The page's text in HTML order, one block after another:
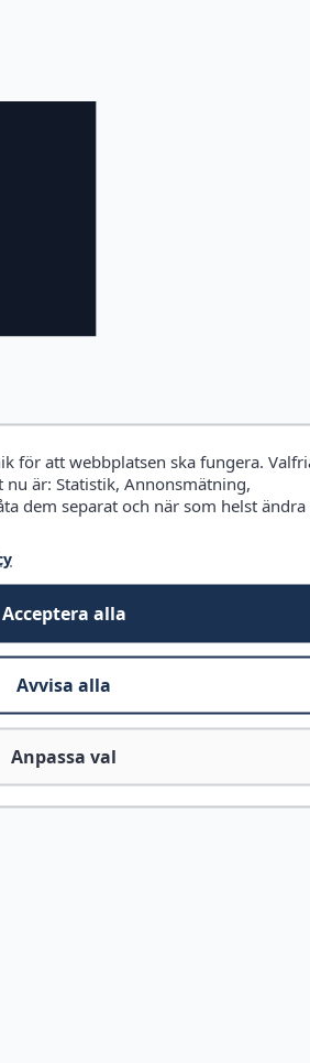
för att webbplatsen ska fungera.
är: Statistik, Annonsmätning,
dem separat och när som helst ändra
Acceptera alla
Avvisa alla
Anpassa val